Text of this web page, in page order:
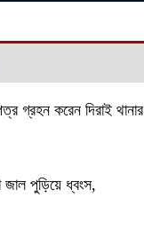
গ্রহন করেন দিরাই থানার
জাল পুড়িয়ে ধ্বংস,